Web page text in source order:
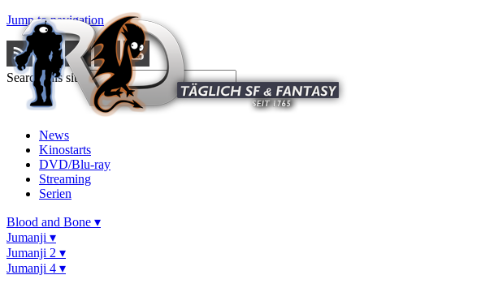
Jump to navigation
Search this site
News
Kinostarts
DVD/Blu-ray
Streaming
Serien
Blood and Bone ▾
Jumanji ▾
Jumanji 2 ▾
Jumanji 4 ▾